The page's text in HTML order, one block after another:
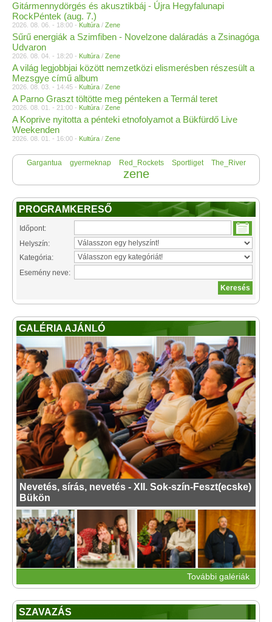
Gitármennydörgés és akusztikbáj - Újra Hegyfalunapi
RockPéntek (aug. 7.)
2026. 08. 06. - 18:00 - Kultúra / Zene
Sűrű energiák a Szimfiben - Novelzone daláradás a Zsinagóga
Udvaron
2026. 08. 04. - 18:20 - Kultúra / Zene
A világ legjobbjai között nemzetközi elismerésben részesült a
Mezsgye című album
2026. 08. 03. - 14:45 - Kultúra / Zene
A Parno Graszt töltötte meg pénteken a Termál teret
2026. 08. 01. - 21:00 - Kultúra / Zene
A Koprive nyitotta a pénteki etnofolyamot a Bükfürdő Live
Weekenden
2026. 08. 01. - 16:00 - Kultúra / Zene
Gargantua gyermeknap Red_Rockets Sportliget The_River
zene
PROGRAMKERESŐ
Időpont:
Helyszín:
Kategória:
Esemény neve:
GALÉRIA AJÁNLÓ
Nevetés, sírás, nevetés - XII. Sok-szín-Feszt(ecske)
Bükön
További galériák
SZAVAZÁS